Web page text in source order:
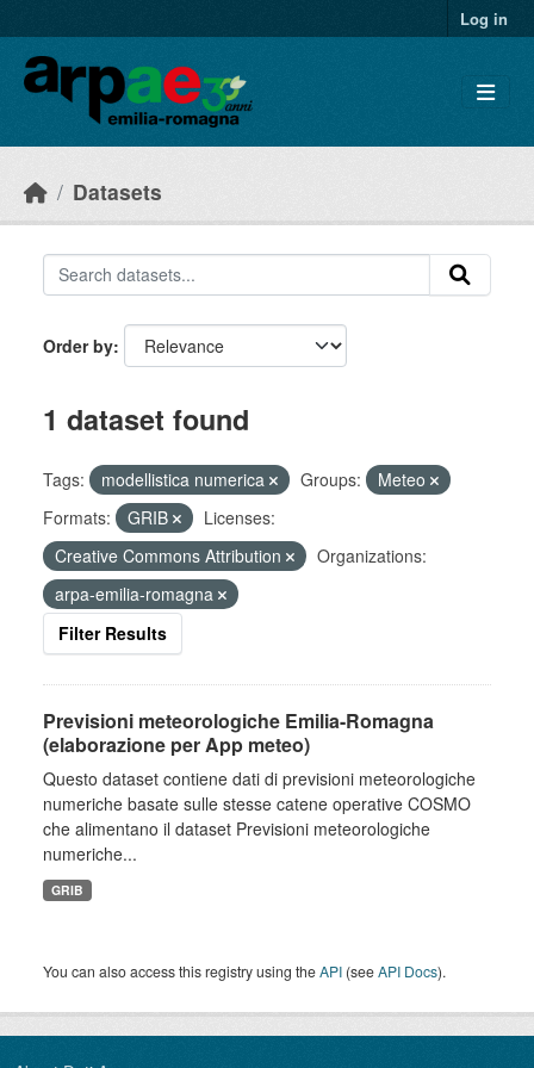
Log in
Datasets
Order by
1 dataset found
Tags: modellistica numerica Groups:
Meteo
Formats:
GRIB
Licenses:
Creative Commons Attribution
Organizations:
arpa-emilia-romagna
Filter Results
Previsioni meteorologiche Emilia-Romagna
(elaborazione per App meteo)
Questo dataset contiene dati di previsioni meteorologiche
numeriche basate sulle stesse catene operative COSMO
che alimentano il dataset Previsioni meteorologiche
numeriche...
GRIB
You can also access this registry using theAPI (seeAPI Docs).